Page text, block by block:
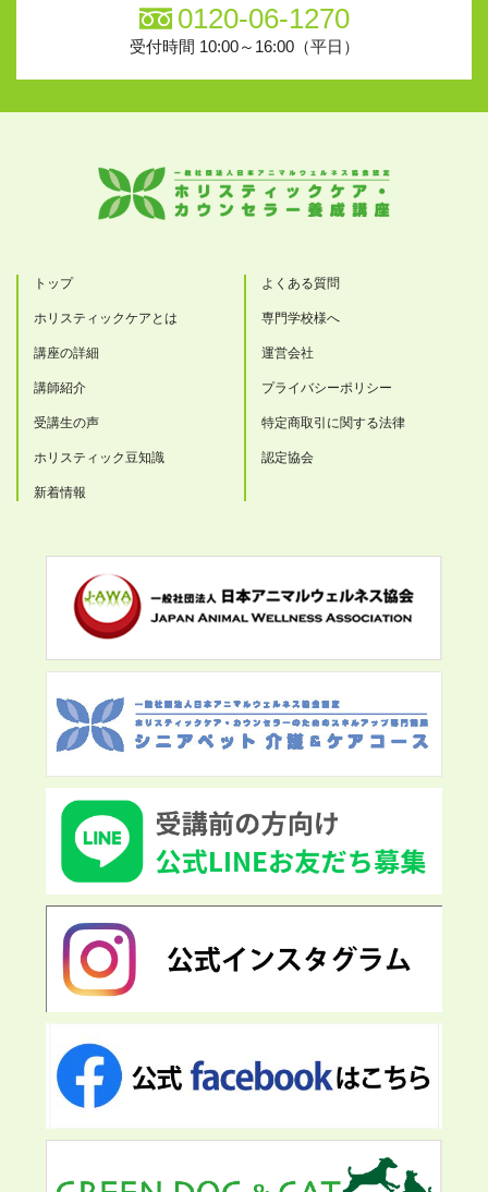
0120-06-1270
受付時間 10:00～16:00（平日）
トップ
ホリスティックケアとは
講座の詳細
講師紹介
受講生の声
ホリスティック豆知識
新着情報
よくある質問
専門学校様へ
運営会社
プライバシーポリシー
特定商取引に関する法律
認定協会